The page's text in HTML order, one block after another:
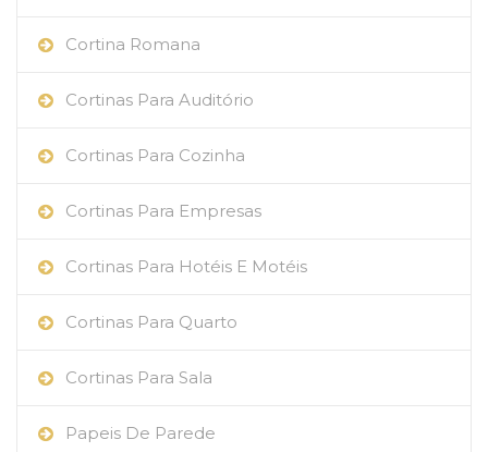
Cortina Romana
Cortinas Para Auditório
Cortinas Para Cozinha
Cortinas Para Empresas
Cortinas Para Hotéis E Motéis
Cortinas Para Quarto
Cortinas Para Sala
Papeis De Parede